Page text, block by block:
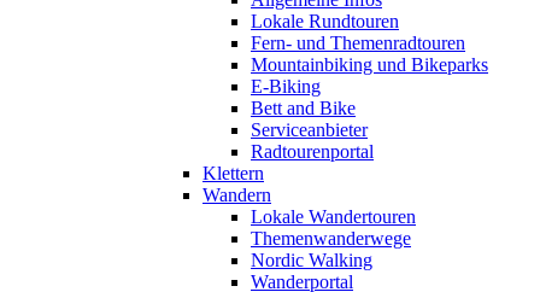
Lokale Rundtouren
Fern- und Themenradtouren
Mountainbiking und Bikeparks
E-Biking
Bett and Bike
Serviceanbieter
Radtourenportal
Klettern
Wandern
Lokale Wandertouren
Themenwanderwege
Nordic Walking
Wanderportal